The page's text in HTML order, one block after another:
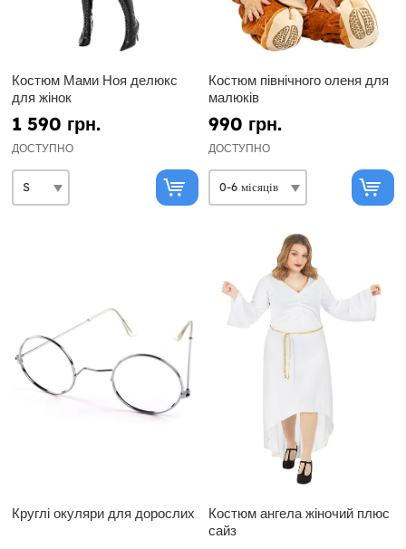
Костюм Мами Ноя делюкс
для жінок
1 590 грн.
ДОСТУПНО
Костюм північного оленя для
малюків
990 грн.
ДОСТУПНО
Круглі окуляри для дорослих
Костюм ангела жіночий плюс
сайз